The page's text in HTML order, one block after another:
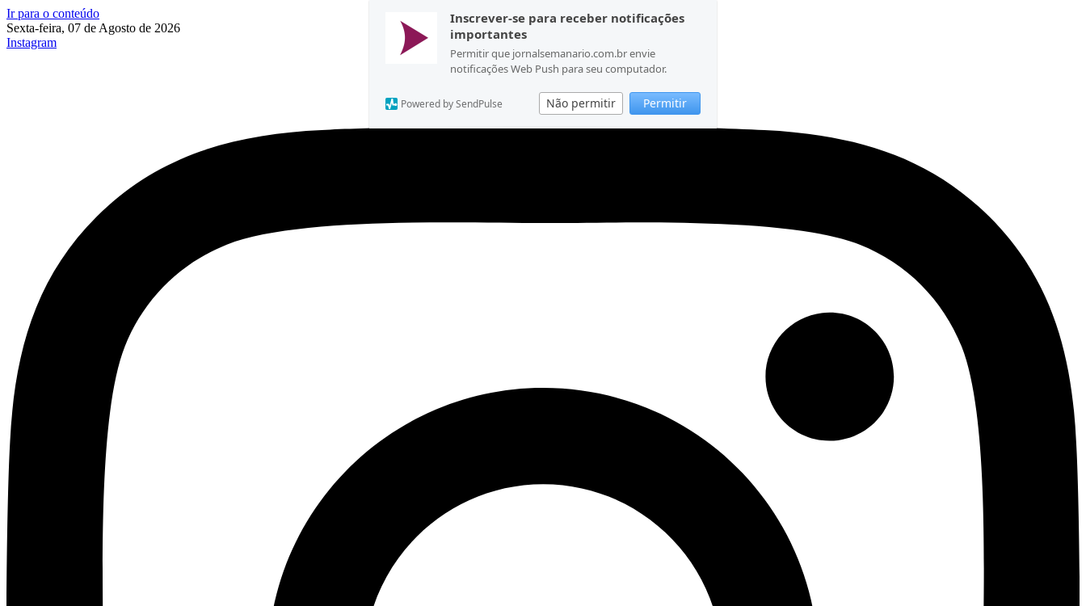
Inscrever-se para receber notificações
importantes
Permitir que jornalsemanario.com.br envie
notificações Web Push para seu computador.
Não permitir Permitir
Powered by SendPulse
Ir para o conteúdo
Sexta-feira, 07 de Agosto de 2026
Instagram